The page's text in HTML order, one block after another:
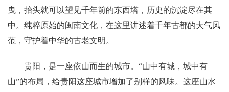
曳，抬头就可以望见千年前的东西塔，历史的沉淀尽在其
中。纯粹原始的闽南文化，在这里讲述着千年古都的大气风
范，守护着中华的古老文明。
贵阳，是一座依山而生的城市。“山中有城，城中有
山”的布局，给贵阳这座城市增加了别样的风味。这座山水